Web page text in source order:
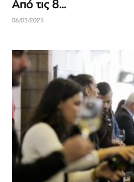
Από τις 8...
06/03/2025